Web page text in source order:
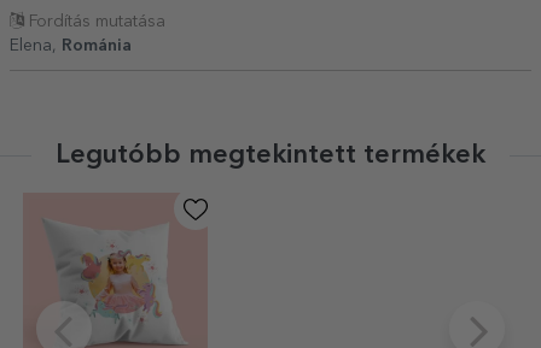
Fordítás mutatása
Elena,
Románia
Legutóbb megtekintett termékek